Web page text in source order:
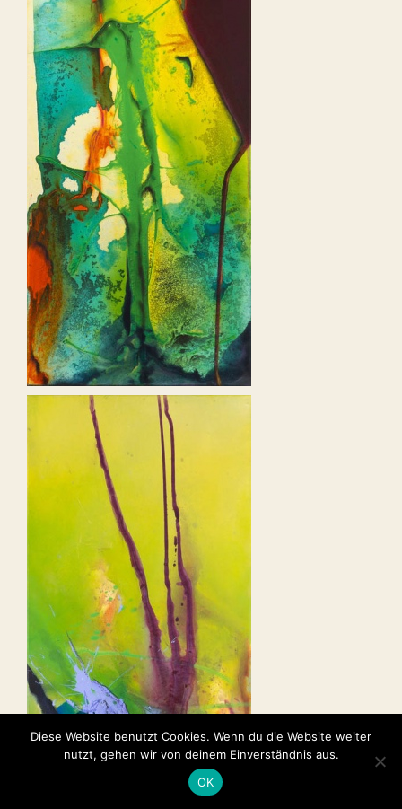
Diese Website benutzt Cookies. Wenn du die Website weiter
nutzt, gehen wir von deinem Einverständnis aus.
OK